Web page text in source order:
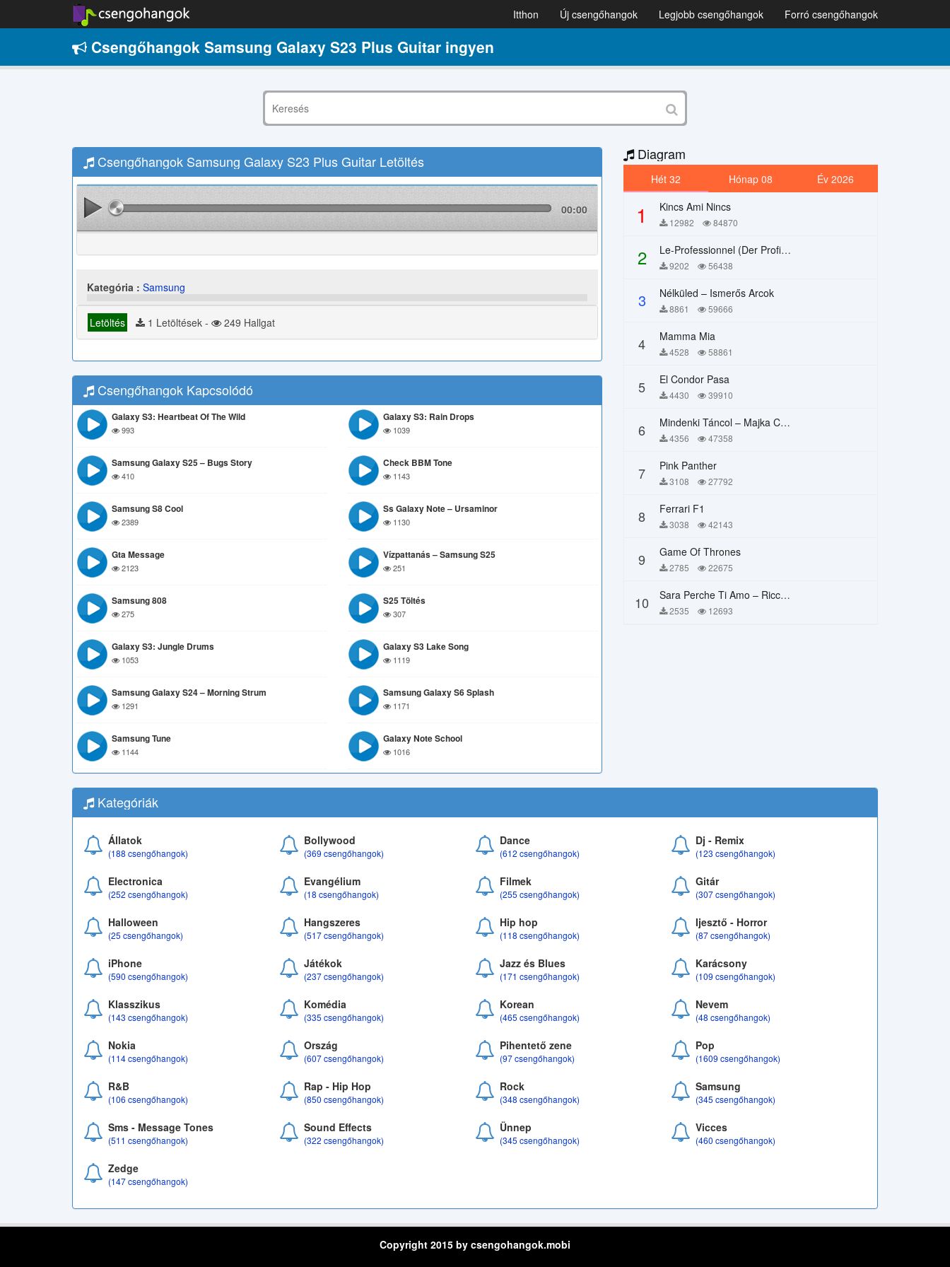
Itthon Új csengőhangok Legjobb csengőhangok Forró csengőhangok
Csengőhangok Samsung Galaxy S23 Plus Guitar ingyen
Csengőhangok Samsung Galaxy S23 Plus Guitar Letöltés
00:00
Kategória : Samsung
Letöltés 1 Letöltések - 249 Hallgat
Csengőhangok Kapcsolódó
Galaxy S3: Heartbeat Of The Wild
993
Galaxy S3: Rain Drops
1039
Samsung Galaxy S25 – Bugs Story
410
Check BBM Tone
1143
Samsung S8 Cool
2389
Ss Galaxy Note – Ursaminor
1130
Gta Message
2123
Vízpattanás – Samsung S25
251
Samsung 808
275
S25 Töltés
307
Galaxy S3: Jungle Drums
1053
Galaxy S3 Lake Song
1119
Samsung Galaxy S24 – Morning Strum
1291
Samsung Galaxy S6 Splash
1171
Samsung Tune
1144
Galaxy Note School
1016
Diagram
Hét 32 Hónap 08 Év 2026
1 Kincs Ami Nincs
12982 84870
2 Le-Professionnel (Der Profi) – Chi Mai
9202 56438
3 Nélküled – Ismerős Arcok
8861 59666
4 Mamma Mia
4528 58861
5 El Condor Pasa
4430 39910
6 Mindenki Táncol – Majka Curtis, Péter Majoros
4356 47358
7 Pink Panther
3108 27792
8 Ferrari F1
3038 42143
9 Game Of Thrones
2785 22675
10 Sara Perche Ti Amo – Ricchi E Poveri
2535 12693
Kategóriák
Állatok
(188 csengőhangok)
Bollywood
(369 csengőhangok)
Dance
(612 csengőhangok)
Dj - Remix
(123 csengőhangok)
Electronica
(252 csengőhangok)
Evangélium
(18 csengőhangok)
Filmek
(255 csengőhangok)
Gitár
(307 csengőhangok)
Halloween
(25 csengőhangok)
Hangszeres
(517 csengőhangok)
Hip hop
(118 csengőhangok)
Ijesztő - Horror
(87 csengőhangok)
iPhone
(590 csengőhangok)
Játékok
(237 csengőhangok)
Jazz és Blues
(171 csengőhangok)
Karácsony
(109 csengőhangok)
Klasszikus
(143 csengőhangok)
Komédia
(335 csengőhangok)
Korean
(465 csengőhangok)
Nevem
(48 csengőhangok)
Nokia
(114 csengőhangok)
Ország
(607 csengőhangok)
Pihentető zene
(97 csengőhangok)
Pop
(1609 csengőhangok)
R&B
(106 csengőhangok)
Rap - Hip Hop
(850 csengőhangok)
Rock
(348 csengőhangok)
Samsung
(345 csengőhangok)
Sms - Message Tones
(511 csengőhangok)
Sound Effects
(322 csengőhangok)
Ünnep
(345 csengőhangok)
Vicces
(460 csengőhangok)
Zedge
(147 csengőhangok)
Copyright 2015 by csengohangok.mobi